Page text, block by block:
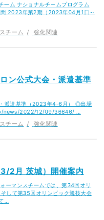
ーム ナショナルチームプログラム
2023年第2期（2023年04月1日～
チーム 強化関連
ン公式大会・派遣基準
派遣基準（2023年4-6月） ◎出場
news/2022/12/09/36646/ …
チーム 強化関連
2月 茨城）開催案内
ーマンスチームでは、第34回オリ
して第35回オリンピック競技大会
…